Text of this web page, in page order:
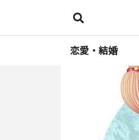
恋愛・結婚